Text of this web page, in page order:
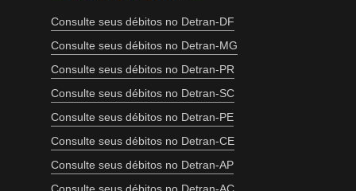
Consulte seus débitos no Detran-DF
Consulte seus débitos no Detran-MG
Consulte seus débitos no Detran-PR
Consulte seus débitos no Detran-SC
Consulte seus débitos no Detran-PE
Consulte seus débitos no Detran-CE
Consulte seus débitos no Detran-AP